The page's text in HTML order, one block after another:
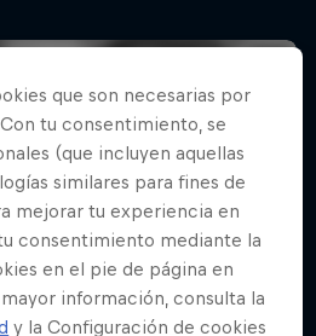
que son necesarias por
tu consentimiento, se
(que incluyen aquellas
similares para fines de
mejorar tu experiencia en
consentimiento mediante la
en el pie de página en
información, consulta la
y la Configuración de cookies